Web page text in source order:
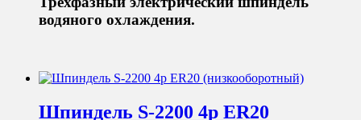
водяного охлаждения.
Шпиндель S-2200 4p ER20